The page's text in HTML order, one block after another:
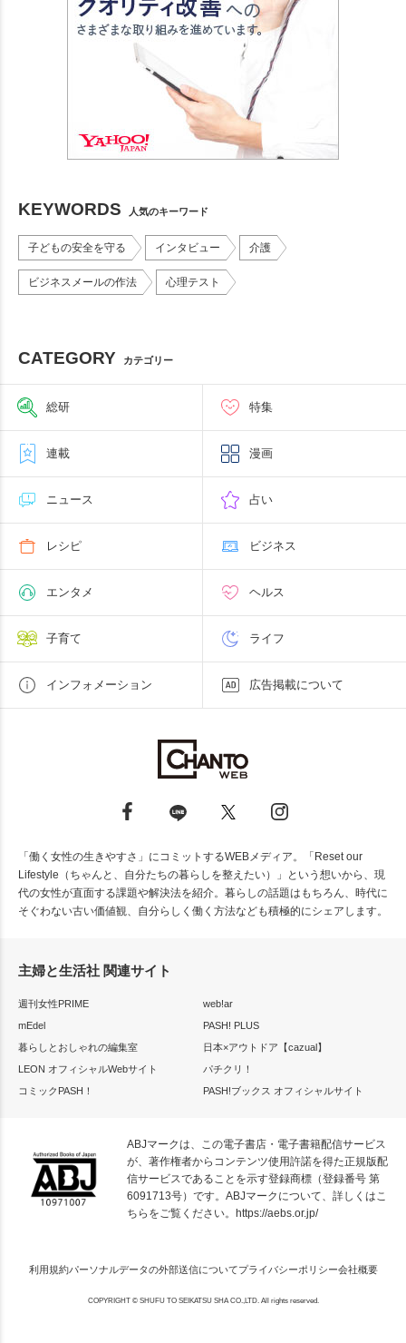
KEYWORDS 人気のキーワード
子どもの安全を守る インタビュー 介護
ビジネスメールの作法 心理テスト
CATEGORY カテゴリー
総研 特集
連載 漫画
ニュース 占い
レシピ ビジネス
エンタメ ヘルス
子育て ライフ
インフォメーション 広告掲載について
「働く女性の生きやすさ」にコミットするWEBメディア。「Reset our
Lifestyle（ちゃんと、自分たちの暮らしを整えたい）」という想いから、現
代の女性が直面する課題や解決法を紹介。暮らしの話題はもちろん、時代に
そぐわない古い価値観、自分らしく働く方法なども積極的にシェアします。
主婦と生活社 関連サイト
週刊女性PRIME
web!ar
mEdel
PASH! PLUS
暮らしとおしゃれの編集室
日本×アウトドア【cazual】
LEON オフィシャルWebサイト
パチクリ！
コミックPASH！
PASH!ブックス オフィシャルサイト
ABJマークは、この電子書店・電子書籍配信サービス
が、著作権者からコンテンツ使用許諾を得た正規版配
信サービスであることを示す登録商標（登録番号 第
6091713号）です。ABJマークについて、詳しくはこ
ちらをご覧ください。
https://aebs.or.jp/
利用規約パーソナルデータの外部送信についてプライバシーポリシー会社概要
COPYRIGHT © SHUFU TO SEIKATSU SHA CO.,LTD. All rights reserved.